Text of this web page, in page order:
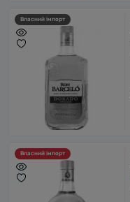
Власний імпорт
Власний імпорт